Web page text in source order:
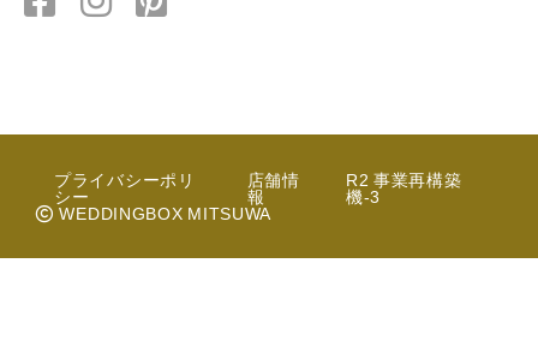
プライバシーポリ
シー
店舗情
報
R2 事業再構築
機-3
WEDDINGBOX MITSUWA